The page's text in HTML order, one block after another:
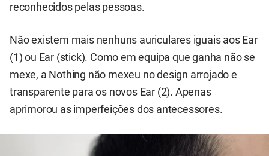
reconhecidos pelas pessoas.
Não existem mais nenhuns auriculares iguais aos Ear
(1) ou Ear (stick). Como em equipa que ganha não se
mexe, a Nothing não mexeu no design arrojado e
transparente para os novos Ear (2). Apenas
aprimorou as imperfeições dos antecessores.